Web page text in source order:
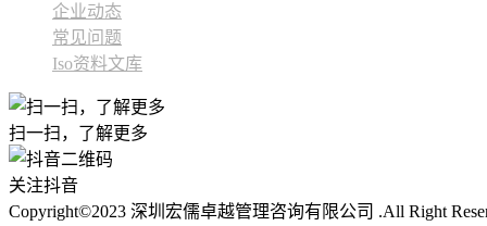
企业动态
常见问题
Iso资料文库
扫一扫，了解更多
关注抖音
Copyright©2023 深圳宏儒卓越管理咨询有限公司 .All Right